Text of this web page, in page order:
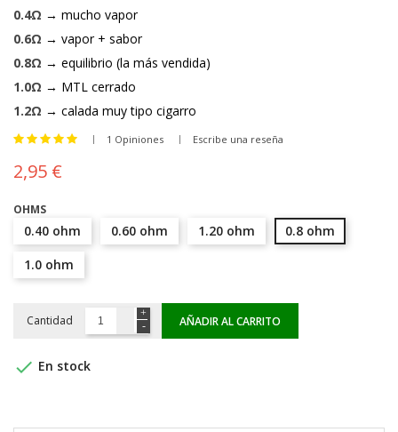
0.4Ω → mucho vapor
0.6Ω → vapor + sabor
0.8Ω → equilibrio (la más vendida)
1.0Ω → MTL cerrado
1.2Ω → calada muy tipo cigarro
1 Opiniones Escribe una reseña
2,95 €
OHMS
0.40 ohm 0.60 ohm 1.20 ohm
0.8 ohm
1.0 ohm
Cantidad AÑADIR AL CARRITO
 En stock